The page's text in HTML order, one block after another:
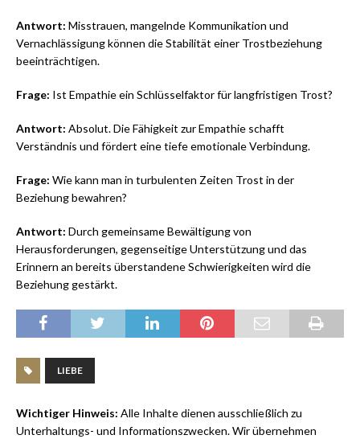
Antwort: Misstrauen, mangelnde Kommunikation und
Vernachlässigung können die Stabilität einer Trostbeziehung
beeinträchtigen.
Frage: Ist Empathie ein Schlüsselfaktor für langfristigen Trost?
Antwort: Absolut. Die Fähigkeit zur Empathie schafft
Verständnis und fördert eine tiefe emotionale Verbindung.
Frage: Wie kann man in turbulenten Zeiten Trost in der
Beziehung bewahren?
Antwort: Durch gemeinsame Bewältigung von
Herausforderungen, gegenseitige Unterstützung und das
Erinnern an bereits überstandene Schwierigkeiten wird die
Beziehung gestärkt.
LIEBE
Wichtiger Hinweis: Alle Inhalte dienen ausschließlich zu
Unterhaltungs- und Informationszwecken. Wir übernehmen